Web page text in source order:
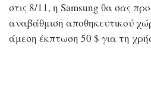
στις 8/11, η Samsung θα σας
αναβάθμιση αποθηκευτικού
άμεση έκπτωση 50 $ για τη